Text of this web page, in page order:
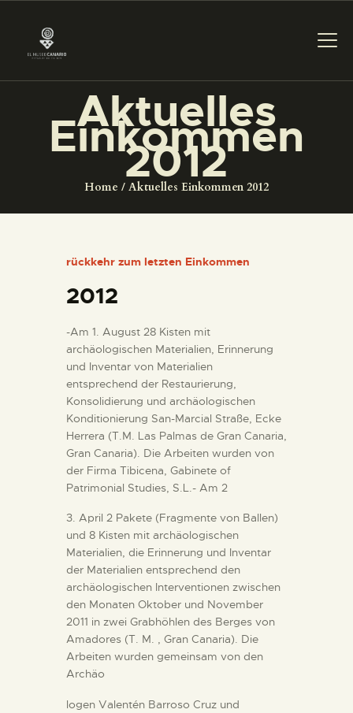
Aktuelles
Einkommen
2012
Home Aktuelles Einkommen 2012
DAS MUSEUM
DIENSTLEISTUNGEN
DIENSTLEISTUNGEN
DIGITALE RESSOURCEN
DEUTSCH
rückkehr zum letzten Einkommen
2012
-Am 1. August 28 Kisten mit
archäologischen Materialien, Erinnerung
und Inventar von Materialien
entsprechend der Restaurierung,
Konsolidierung und archäologischen
Konditionierung San-Marcial Straße, Ecke
Herrera (T.M. Las Palmas de Gran Canaria,
Gran Canaria). Die Arbeiten wurden von
der Firma Tibicena, Gabinete of
Patrimonial Studies, S.L.- Am 2
3. April 2 Pakete (Fragmente von Ballen)
und 8 Kisten mit archäologischen
Materialien, die Erinnerung und Inventar
der Materialien entsprechend den
archäologischen Interventionen zwischen
den Monaten Oktober und November
2011 in zwei Grabhöhlen des Berges von
Amadores (T. M. , Gran Canaria). Die
Arbeiten wurden gemeinsam von den
Archäo
logen Valentén Barroso Cruz und